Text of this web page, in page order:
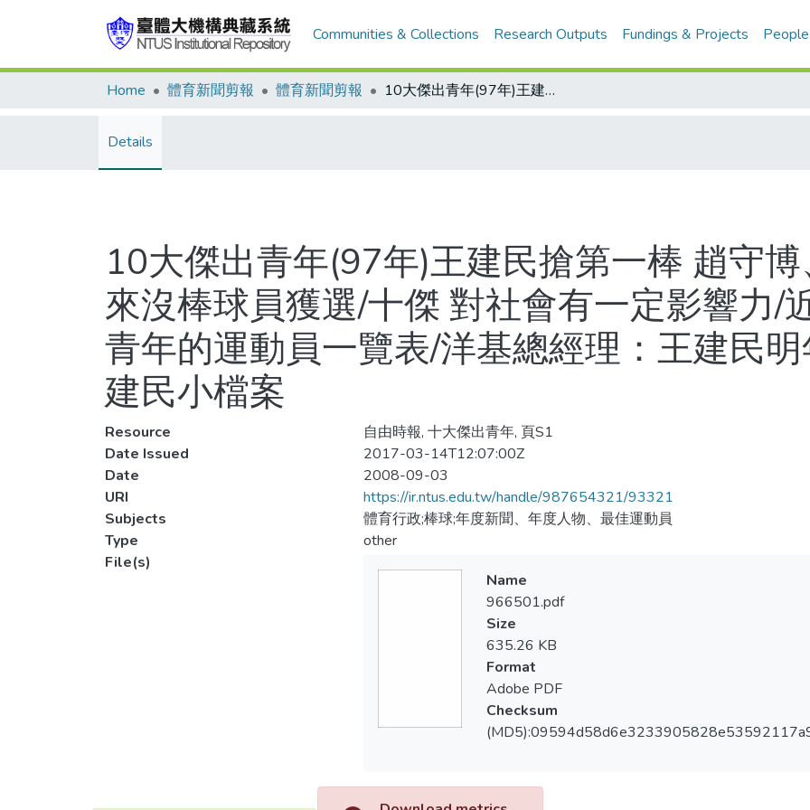
Communities & Collections Research Outputs Fundings & Projects People
Home 體育新聞剪報 體育新聞剪報 10大傑出青年(97年)王建民搶第一棒 趙守博、施振榮推薦/45年來沒棒球員獲選/十傑 對社會有一定影響力/近十年入選十大傑出青年的運動員一覽表/洋基總經理：王建民明年還是王牌先發/王建民小檔案
Details
10大傑出青年(97年)王建民搶第一棒 趙守
來沒棒球員獲選/十傑 對社會有一定影響力/
青年的運動員一覽表/洋基總經理：王建民
建民小檔案
Resource
自由時報, 十大傑出青年, 頁S1
Date Issued
2017-03-14T12:07:00Z
Date
2008-09-03
URI
https://ir.ntus.edu.tw/handle/987654321/93321
Subjects
體育行政;棒球;年度新聞、年度人物、最佳運動員
Type
other
File(s)
Name
966501.pdf
Size
635.26 KB
Format
Adobe PDF
Checksum